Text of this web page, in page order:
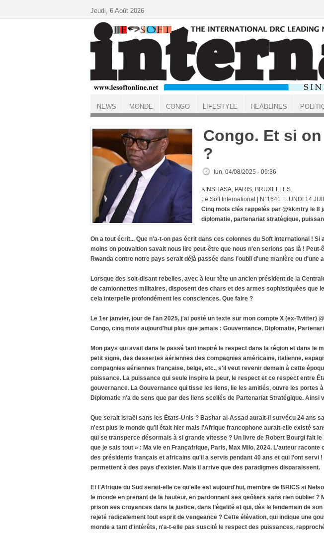
ACCUEIL
Congo. Et si
?
lun, 04/08/2025 - 09:36
KINSHASA, PARIS, BRUXELLES.
Le Soft International | N°1641 | LUNDI 14
Cinq mots clés rappelés par @kkmtry le 8
diplomatie, partenariat stratégique,
On a tout écrit... Que n'a-t-on pas écrit dans ces colonnes du Soft International ! Si
moins on pouvait/on savait nous lire peut-être que nous n'en serions pas là !
Rwanda contre notre pays serait déjà passée dans l’oubli d'une manière ou d'une
Lorsque des soit-disant rebelles, avec à leur tête un ancien président de la
de camionnettes militaires, disposent des chars et des armes sophistiquées que
cela interpelle profondément les consciences. Que faire ?
Le 1er janvier, jour de l'an 2025, j'ai posté un texte sur mon compte X (ex-Twitter)
Congo, cinq mots aujourd'hui plus que jamais : Gouvernance, Diplomatie,
Mon pays qui avait dans le passé tant inspiré le respect dans la région et dans le
petit signe, des dessertes aériennes des compagnies américaine, italienne,
compagnies aériennes française, belge, etc., s'il veut revenir demain à cette
puissance. La puissance qui seule inspire la peur, le respect et ce respect entre
gouvernance. La Gouvernance qui tisse les liens, lie les amitiés, ouvre les portes
Diplomatie n'a de sens que par des liens scellés de Partenariat Stratégique. Ainsi
Que serait Israël sans les États-Unis ? Bashar al-Assad aurait-il survécu 24 ans
n'est plus le monde qu'il était hier mais l'Afrique francophone aurait-elle existé
qui se transperce désormais à si grande vitesse ? Un livre de Robert Bourgi fait le
que je sais tout » : Ma vie en Françafrique, Paris, Max Milo, 2024. L'auteur raconte
des présidents français et africains qu'il a servis pendant 40 ans et qui l’ont servi
permettent à des pays d'exister. Mais il arrive que des paradigmes disparaissent.
Et l'Afrique du Sud serait-elle ce qu'elle est aujourd'hui, membre de BRICS si
le monde en prenant de la hauteur, en pardonnant ses geôliers sans rien oublier ?
prison ses croyances dans la justice, dans l’égalité et qui, dès le lendemain de
rejeté radicalement tout esprit de vengeance ? Cette élévation, qui indique une
monde a tant d'intérêts, n'a-t-elle pas suscité le respect des puissances,
Jeudi, 6 Août 2026
NEWS MONDE CONGO LIFESTYLE HEADLINES